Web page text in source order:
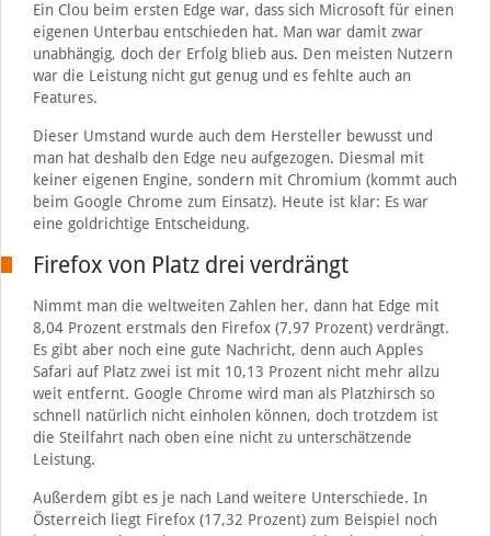
Ein Clou beim ersten Edge war, dass sich Microsoft für einen
eigenen Unterbau entschieden hat. Man war damit zwar
unabhängig, doch der Erfolg blieb aus. Den meisten Nutzern
war die Leistung nicht gut genug und es fehlte auch an
Features.
Dieser Umstand wurde auch dem Hersteller bewusst und
man hat deshalb den Edge neu aufgezogen. Diesmal mit
keiner eigenen Engine, sondern mit Chromium (kommt auch
beim Google Chrome zum Einsatz). Heute ist klar: Es war
eine goldrichtige Entscheidung.
Firefox von Platz drei verdrängt
Nimmt man die weltweiten Zahlen her, dann hat Edge mit
8,04 Prozent erstmals den Firefox (7,97 Prozent) verdrängt.
Es gibt aber noch eine gute Nachricht, denn auch Apples
Safari auf Platz zwei ist mit 10,13 Prozent nicht mehr allzu
weit entfernt. Google Chrome wird man als Platzhirsch so
schnell natürlich nicht einholen können, doch trotzdem ist
die Steilfahrt nach oben eine nicht zu unterschätzende
Leistung.
Außerdem gibt es je nach Land weitere Unterschiede. In
Österreich liegt Firefox (17,32 Prozent) zum Beispiel noch